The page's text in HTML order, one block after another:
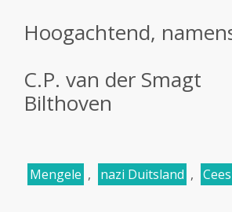
Hoogachtend,
C.P. van der Smagt
Bilthoven
Mengele , nazi Duitsland ,